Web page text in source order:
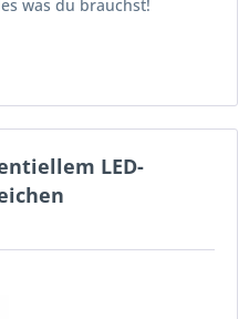
was du brauchst!
LED-